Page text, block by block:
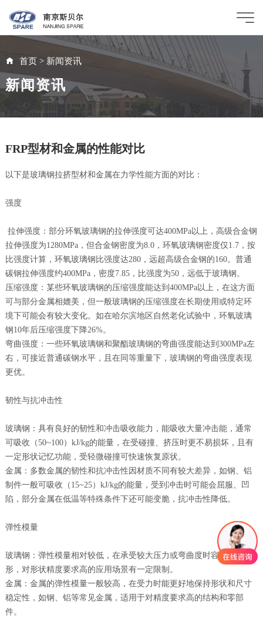
首页> 新闻资讯
新闻资讯
FRP型材和金属的性能对比
以下是玻璃钢拉挤型材和金属在力学性能方面的对比：
强度
拉伸强度：部分环氧玻璃钢的拉伸强度可达400MPa以上，高级合金钢
拉伸强度为1280MPa，但合金钢密度为8.0，环氧玻璃钢密度仅1.7，按
比强度计算，环氧玻璃钢比强度达280，远超高级合金钢的160。普通
碳钢拉伸强度约400MPa，密度7.85，比强度为50，远低于玻璃钢。
压缩强度：某些环氧玻璃钢的压缩强度能达到400MPa以上，在这方面
可与部分金属相媲美，但一般玻璃钢的压缩强度在长期使用或特定环
境下可能会有较大变化。如在哈尔滨地区自然老化试验中，环氧玻璃
钢10年后压缩强度下降26%。
弯曲强度：一些环氧玻璃钢和聚酯玻璃钢的弯曲强度能达到300MPa左
右，可接近普通碳钢水平，且在同等重量下，玻璃钢的弯曲强度表现
更优。
韧性与抗冲击性
玻璃钢：具有良好的韧性和冲击吸收能力，能吸收大量冲击能，通常
可吸收（50~100）kJ/kg的能量，在受碰撞、挤压时更不易损坏，且有
一定形状记忆功能，受轻微碰撞可快速恢复原状。
金属：多数金属的韧性和抗冲击性因材质不同有较大差异，如钢、铝
制件一般可吸收（15~25）kJ/kg的能量，受到冲击时可能会屈服、凹
陷，部分金属在低温等特殊条件下还可能变脆，抗冲击性降低。
弹性模量
玻璃钢：弹性模量相对较低，在承受较大压力或弯曲度时容易产生变
形，对形状精度要求高的应用场景有一定限制。
金属：金属的弹性模量一般较高，在受力时能更好地保持形状和尺寸
稳定性，如钢、铝等常见金属，适用于对精度要求高的结构和零部
件。